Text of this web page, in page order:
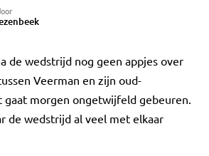
de wedstrijd nog geen appjes over
Veerman en zijn oud-
gaat morgen ongetwijfeld gebeuren.
de wedstrijd al veel met elkaar